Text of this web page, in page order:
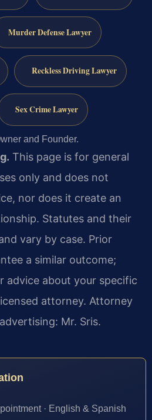
Murder Defense Lawyer
Reckless Driving Lawyer
Sex Crime Lawyer
and Founder.
This page is for general
only and does not
nor does it create an
Statutes and their
vary by case. Prior
a similar outcome;
advice about your specific
attorney. Attorney
Mr. Sris.
· English & Spanish